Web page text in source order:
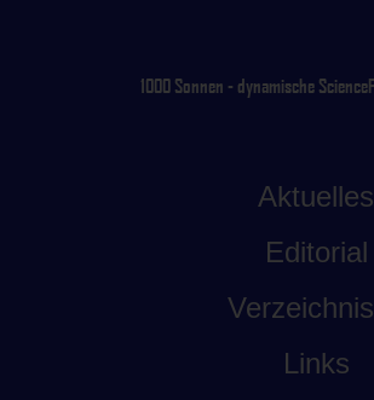
1000 Sonnen - dynamische
Aktuelles
Editorial
Links